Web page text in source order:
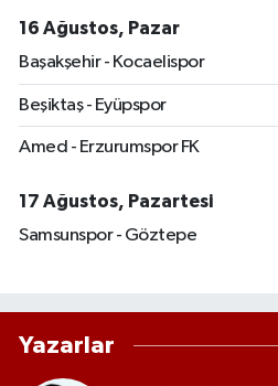
16 Ağustos, Pazar
Başakşehir - Kocaelispor
Beşiktaş - Eyüpspor
Amed - Erzurumspor FK
17 Ağustos, Pazartesi
Samsunspor - Göztepe
Yazarlar